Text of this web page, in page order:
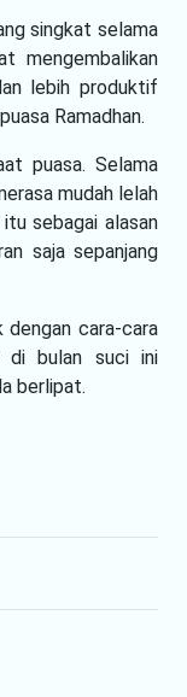
singkat selama
mengembalikan
lebih produktif
Ramadhan.
puasa. Selama
mudah lelah
sebagai alasan
saja sepanjang
dengan cara-cara
di bulan suci ini
berlipat.